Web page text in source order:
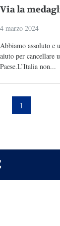
Via la
4 marzo 2024
Abbiamo assoluto e
aiuto per cancellare
Paese.L’Italia non...
1